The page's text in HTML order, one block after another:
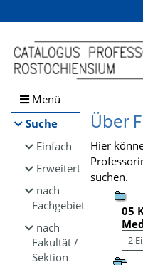
Browsen
direkt zum Inhalt
Menü
Suche
Einfach
Erweitert
nach
Fachgebiet
nach
Fakultät /
Sektion
Über
Hier
suchen.
05
2